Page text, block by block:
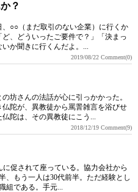
？
○○（まだ取引のない企業）に行くか
、どういったご要件で？」「決まっ
か聞きに行くんだよ。...
2019/08/22 Comment(0)
坊さんの法話が心に引っかかった。
陀が、異教徒から罵詈雑言を浴びせ
陀は、その異教徒にこう...
2018/12/19 Comment(9)
促されて座っている。協力会社から
、もう一人は30代前半。ただ経験とし
組である。手元...